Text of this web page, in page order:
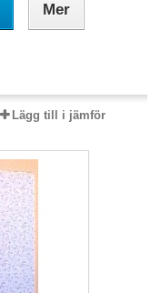
Mer
Lägg till i jämför